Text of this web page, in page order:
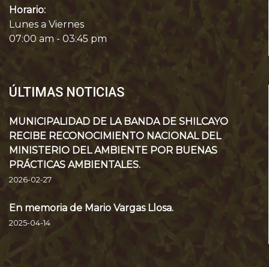
Horario:
Lunes a Viernes
07:00 am - 03:45 pm
ÚLTIMAS NOTICIAS
MUNICIPALIDAD DE LA BANDA DE SHILCAYO
RECIBE RECONOCIMIENTO NACIONAL DEL
MINISTERIO DEL AMBIENTE POR BUENAS
PRÁCTICAS AMBIENTALES.
2026-02-27
En memoria de Mario Vargas Llosa.
2025-04-14